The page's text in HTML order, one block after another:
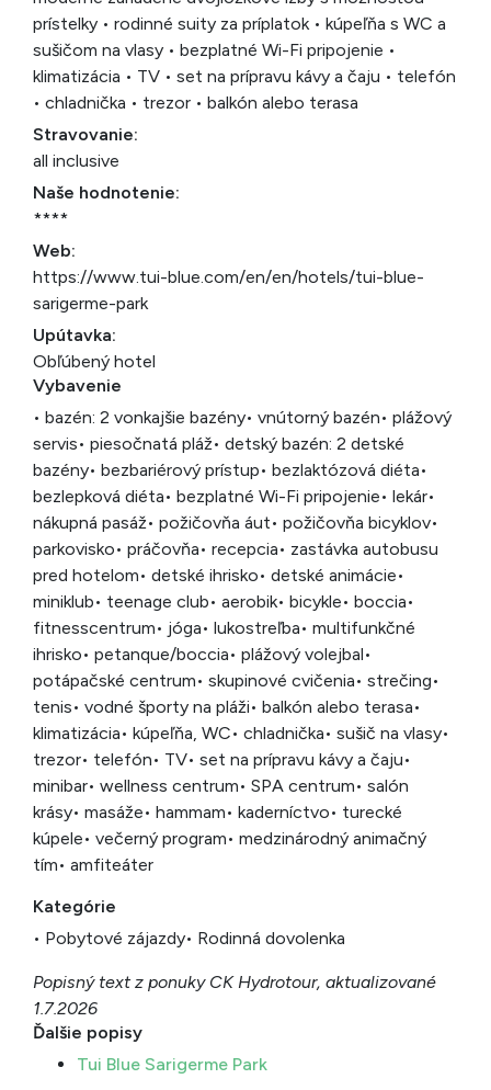
prístelky • rodinné suity za príplatok • kúpeľňa s WC a
sušičom na vlasy • bezplatné Wi-Fi pripojenie •
klimatizácia • TV • set na prípravu kávy a čaju • telefón
• chladnička • trezor • balkón alebo terasa
Stravovanie:
all inclusive
Naše hodnotenie:
****
Web:
https://www.tui-blue.com/en/en/hotels/tui-blue-
sarigerme-park
Upútavka:
Obľúbený hotel
Vybavenie
• bazén: 2 vonkajšie bazény• vnútorný bazén• plážový
servis• piesočnatá pláž• detský bazén: 2 detské
bazény• bezbariérový prístup• bezlaktózová diéta•
bezlepková diéta• bezplatné Wi-Fi pripojenie• lekár•
nákupná pasáž• požičovňa áut• požičovňa bicyklov•
parkovisko• práčovňa• recepcia• zastávka autobusu
pred hotelom• detské ihrisko• detské animácie•
miniklub• teenage club• aerobik• bicykle• boccia•
fitnesscentrum• jóga• lukostreľba• multifunkčné
ihrisko• petanque/boccia• plážový volejbal•
potápačské centrum• skupinové cvičenia• strečing•
tenis• vodné športy na pláži• balkón alebo terasa•
klimatizácia• kúpeľňa, WC• chladnička• sušič na vlasy•
trezor• telefón• TV• set na prípravu kávy a čaju•
minibar• wellness centrum• SPA centrum• salón
krásy• masáže• hammam• kaderníctvo• turecké
kúpele• večerný program• medzinárodný animačný
tím• amfiteáter
Kategórie
• Pobytové zájazdy• Rodinná dovolenka
Popisný text z ponuky CK Hydrotour, aktualizované
1.7.2026
Ďalšie popisy
Tui Blue Sarigerme Park